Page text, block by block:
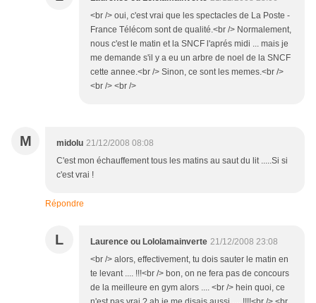
<br /> oui, c'est vrai que les spectacles de La Poste -
France Télécom sont de qualité.<br /> Normalement,
nous c'est le matin et la SNCF l'aprés midi ... mais je
me demande s'il y a eu un arbre de noel de la SNCF
cette annee.<br /> Sinon, ce sont les memes.<br />
<br /> <br />
M midolu 21/12/2008 08:08
C'est mon échauffement tous les matins au saut du lit .....Si si
c'est vrai !
Répondre
L Laurence ou Lololamainverte 21/12/2008 23:08
<br /> alors, effectivement, tu dois sauter le matin en
te levant .... !!!<br /> bon, on ne fera pas de concours
de la meilleure en gym alors .... <br /> hein quoi, ce